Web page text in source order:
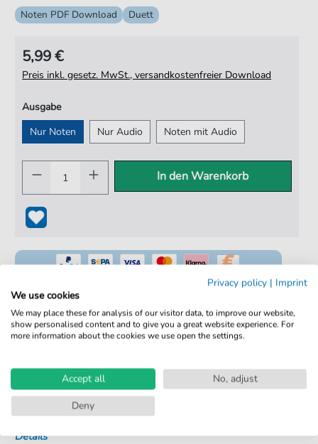
Noten PDF Download Duett
5,99 €
Preis inkl. gesetz. MwSt., versandkostenfreier Download
Ausgabe
Nur Noten
Nur Audio Noten mit Audio
In den Warenkorb
100% Legal & Lizenziert
Kein Abo. Fairer Einzelkauf.
Sofortiger Download nach Kauf
Details
Privacy policy | Imprint
We use cookies
We may place these for analysis of our visitor data, to improve our website,
show personalised content and to give you a great website experience. For
more information about the cookies we use open the settings.
Accept all
No, adjust
Deny